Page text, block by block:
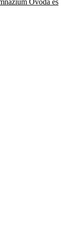
Óvoda és